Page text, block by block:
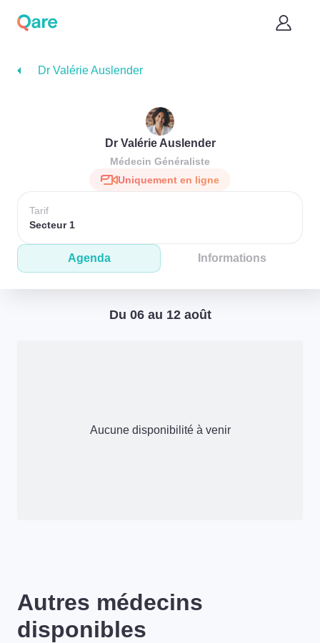
Dr Valérie Auslender
Dr Valérie Auslender
Médecin Généraliste
Uniquement en ligne
Tarif
Secteur 1
Agenda Informations
Du 06 au 12 août
Aucune disponibilité à venir
Autres médecins
disponibles